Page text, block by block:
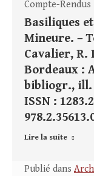
Compte-Rendus
Basiliques
Mineure. –
Cavalier, R.
Bordeaux :
bibliogr., ill.
ISSN :
Lire la suite
Publié dans